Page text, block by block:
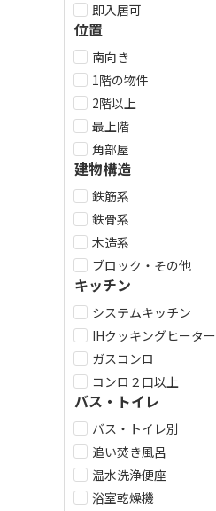
即入居可
位置
南向き
1階の物件
2階以上
最上階
角部屋
建物構造
鉄筋系
鉄骨系
木造系
ブロック・その他
キッチン
システムキッチン
IHクッキングヒーター
ガスコンロ
コンロ２口以上
バス・トイレ
バス・トイレ別
追い焚き風呂
温水洗浄便座
浴室乾燥機